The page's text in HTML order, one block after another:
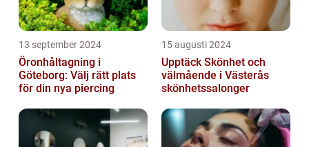
13 september 2024
Öronhåltagning i
Göteborg: Välj rätt plats
för din nya piercing
15 augusti 2024
Upptäck Skönhet och
välmående i Västerås
skönhetssalonger